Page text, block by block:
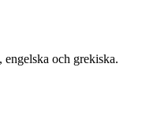
engelska och grekiska.